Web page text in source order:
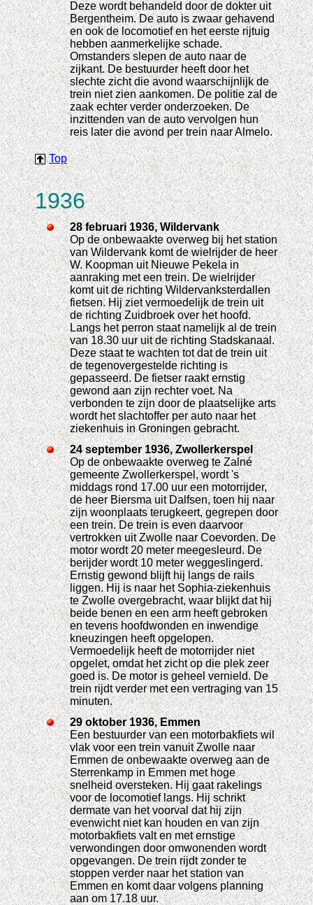
Deze wordt behandeld door de dokter uit
Bergentheim. De auto is zwaar gehavend
en ook de locomotief en het eerste rijtuig
hebben aanmerkelijke schade.
Omstanders slepen de auto naar de
zijkant. De bestuurder heeft door het
slechte zicht die avond waarschijnlijk de
trein niet zien aankomen. De politie zal de
zaak echter verder onderzoeken. De
inzittenden van de auto vervolgen hun
reis later die avond per trein naar Almelo.
Top
1936
28 februari 1936, Wildervank
Op de onbewaakte overweg bij het station
van Wildervank komt de wielrijder de heer
W. Koopman uit Nieuwe Pekela in
aanraking met een trein. De wielrijder
komt uit de richting Wildervanksterdallen
fietsen. Hij ziet vermoedelijk de trein uit
de richting Zuidbroek over het hoofd.
Langs het perron staat namelijk al de trein
van 18.30 uur uit de richting Stadskanaal.
Deze staat te wachten tot dat de trein uit
de tegenovergestelde richting is
gepasseerd. De fietser raakt ernstig
gewond aan zijn rechter voet. Na
verbonden te zijn door de plaatselijke arts
wordt het slachtoffer per auto naar het
ziekenhuis in Groningen gebracht.
24 september 1936, Zwollerkerspel
Op de onbewaakte overweg te Zalné
gemeente Zwollerkerspel, wordt 's
middags rond 17.00 uur een motorrijder,
de heer Biersma uit Dalfsen, toen hij naar
zijn woonplaats terugkeert, gegrepen door
een trein. De trein is even daarvoor
vertrokken uit Zwolle naar Coevorden. De
motor wordt 20 meter meegesleurd. De
berijder wordt 10 meter weggeslingerd.
Ernstig gewond blijft hij langs de rails
liggen. Hij is naar het Sophia-ziekenhuis
te Zwolle overgebracht, waar blijkt dat hij
beide benen en een arm heeft gebroken
en tevens hoofdwonden en inwendige
kneuzingen heeft opgelopen.
Vermoedelijk heeft de motorrijder niet
opgelet, omdat het zicht op die plek zeer
goed is. De motor is geheel vernield. De
trein rijdt verder met een vertraging van 15
minuten.
29 oktober 1936, Emmen
Een bestuurder van een motorbakfiets wil
vlak voor een trein vanuit Zwolle naar
Emmen de onbewaakte overweg aan de
Sterrenkamp in Emmen met hoge
snelheid oversteken. Hij gaat rakelings
voor de locomotief langs. Hij schrikt
dermate van het voorval dat hij zijn
evenwicht niet kan houden en van zijn
motorbakfiets valt en met ernstige
verwondingen door omwonenden wordt
opgevangen. De trein rijdt zonder te
stoppen verder naar het station van
Emmen en komt daar volgens planning
aan om 17.18 uur.